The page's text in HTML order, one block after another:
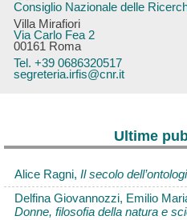
Consiglio Nazionale delle
Villa Mirafiori
Via Carlo Fea 2
00161 Roma
Tel. +39 0686320517
segreteria.irfis@cnr.it
Ultime
Alice Ragni, Il secolo
Delfina Giovannozzi, Emilio
Donne, filosofia della natura e